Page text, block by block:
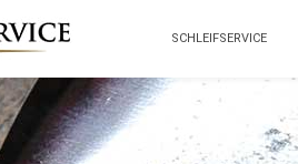
SCHLEIFSERVICE